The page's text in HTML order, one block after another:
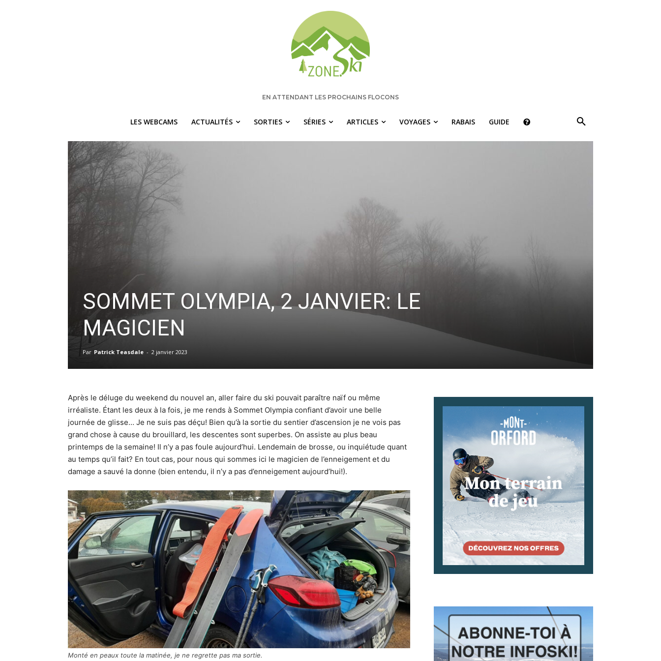
EN ATTENDANT LES PROCHAINS FLOCONS
LES WEBCAMS ACTUALITÉS SORTIES SÉRIES ARTICLES VOYAGES RABAIS GUIDE
SOMMET OLYMPIA, 2 JANVIER: LE
MAGICIEN
Par Patrick Teasdale - 2 janvier 2023
Après le déluge du weekend du nouvel an, aller faire du ski pouvait paraître naïf ou même
irréaliste. Étant les deux à la fois, je me rends à Sommet Olympia confiant d’avoir une belle
journée de glisse… Je ne suis pas déçu! Bien qu’à la sortie du sentier d’ascension je ne vois pas
grand chose à cause du brouillard, les descentes sont superbes. On assiste au plus beau
printemps de la semaine! Il n’y a pas foule aujourd’hui. Lendemain de brosse, ou inquiétude quant
au temps qu’il fait? En tout cas, pour nous qui sommes ici le magicien de l’enneigement et du
damage a sauvé la donne (bien entendu, il n’y a pas d’enneigement aujourd’hui!).
Monté en peaux toute la matinée, je ne regrette pas ma sortie.
Vous pourrez vous désabonner à tout moment.